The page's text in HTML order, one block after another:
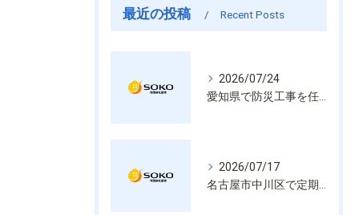
最近の投稿 Recent Posts
2026/07/24
2026/07/17